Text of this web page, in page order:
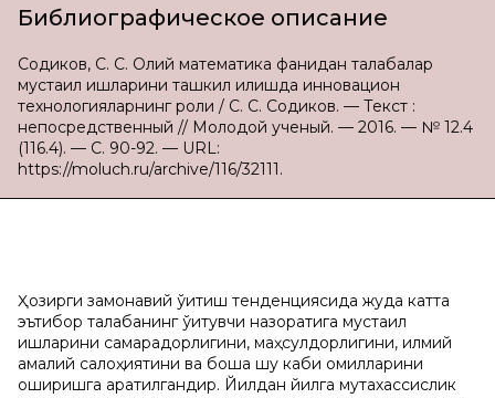
Библиографическое описание
Содиков, С. С. Олий математика фанидан талабалар
мустақил ишларини ташкил қилишда инновацион
технологияларнинг роли / С. С. Содиков. — Текст :
непосредственный // Молодой ученый. — 2016. — № 12.4
(116.4). — С. 90-92. — URL:
https://moluch.ru/archive/116/32111.
Ҳозирги замонавий ўқитиш тенденциясида жуда катта
эътибор талабанинг ўқитувчи назоратига мустақил
ишларини самарадорлигини, маҳсулдорлигини, илмий
амалий салоҳиятини ва бошқа шу каби омилларини
оширишга қаратилгандир. Йилдан йилга мутахассислик